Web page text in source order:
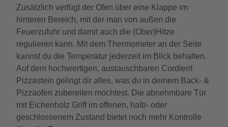
Zusätzlich verfügt der Ofen über eine Klappe im
hinteren Bereich, mit der man von außen die
Feuerzufuhr und damit auch die (Ober)Hitze
regulieren kann. Mit dem Thermometer an der Seite
kannst du die Temperatur jederzeit im Blick behalten.
Auf dem hochwertigen, austauschbaren Cordierit
Pizzastein gelingt dir alles, was du in deinem Back- &
Pizzaofen zubereiten möchtest. Die abnehmbare Tür
mit Eichenholz Griff im offenen, halb- oder
geschlossenem Zustand bietet noch mehr Kontrolle